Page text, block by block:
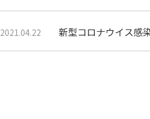
2021.04.22 新型コロナウイス感